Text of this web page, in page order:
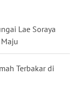
Lae Soraya
Terbakar di